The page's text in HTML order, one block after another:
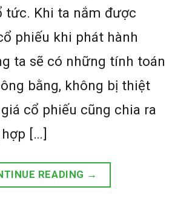
tức. Khi ta nắm được
phiếu khi phát hành
ta sẽ có những tính toán
bằng, không bị thiệt
cổ phiếu cũng chia ra
[…]
READING →